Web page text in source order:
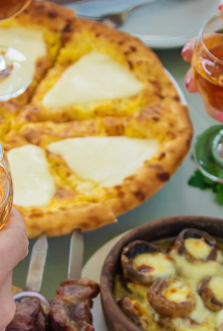
dispuestos a colaborar con nuevas agencias.
Juntos podemos crear experiencias de viaje
excepcionales que dejen impresiones duraderas.